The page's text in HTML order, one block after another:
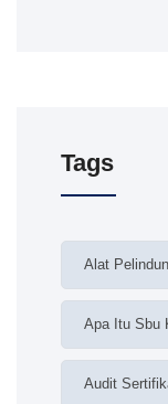
Tags
Alat
Apa Itu Sbu
Audit